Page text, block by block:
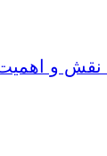
و اهمیت